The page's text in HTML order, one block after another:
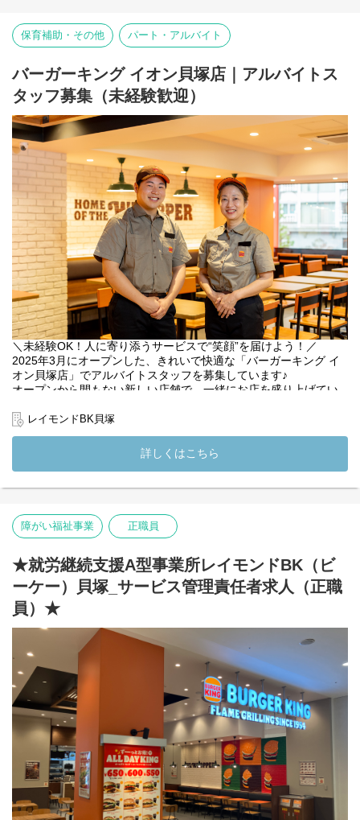
※変更の範囲：法人の定める業務
店舗での接客・調理業務を行いながら、利用者さまへの就労支援
を担当していただきます。
・接客・調理など店舗業務
・店舗スタッフ、サービス管理責任者との連携
・利用者さまの成長に合わせた支援や環境づくり
福祉経験を活かしたい方はもちろん、接客・飲食業で培ったコミ
ュニケーション力や育成経験も活かせる仕事です。障がい福祉未
経験の方も、サービス管理責任者をはじめとした先輩職員がしっ
かりサポートしますので、安心してスタートできます。
また、飲食業界では珍しい1店舗あたり正職員5名体制（既存店舗
実績）のため、一人に負担が偏りにくく、チームで協力しながら
支援・店舗運営に取り組める環境です。
見学も随時受け付けています。まずは職場の雰囲気をご覧いただ
き、私たちの「飲食×障がい福祉」という新しい挑戦をぜひ体感し
てください。
【職員の1週間のシフト例】
下記はシフト例です。
シフトの中で有給休暇5日以上取得可能です★
◎職員A
月：12～21時
火：12～21時
木：お休み
金：9～18時
土：9～18時
◎職員B
水：お休み
木：お休み
金：12～21時
土：12～21時
日：11～20時
（変更の範囲）法人の定める業務
保育補助・その他 パート・アルバイト
バーガーキング イオン貝塚店｜アルバイトス
タッフ募集（未経験歓迎）
＼未経験OK！人に寄り添うサービスで“笑顔”を届けよう！／
2025年3月にオープンした、きれいで快適な「バーガーキング イ
オン貝塚店」でアルバイトスタッフを募集しています♪
オープンから間もない新しい店舗で、一緒にお店を盛り上げてい
【業務内容】
バーガーキングでの接客、調理、清掃など、店舗運営全般をお任
ホールスタッフとしてお客様をお迎えする役割や、キッチンスタ
ッフとして商品の調理を行う役割など、適性に応じて配属しま
この店舗は、社会福祉法人檸檬会が運営する福祉施設でもありま
店舗には福祉のプロも在籍しており、飲食のお仕事を通して「人
を支える」「共に働く」といった福祉の考え方も学ぶことができ
ます。
「福祉に興味があるけれど、まずは身近なところから経験してみ
たい」
そんな方にもぴったりの職場です！
未経験の方でもしっかりサポートしますのでご安心ください◎
仲間と一緒に成長できる環境で、新しい一歩を踏み出しません
か？
※利用者様としてご応募ご希望の方へ※
就労継続支援A型の利用者様としてのご利用を希望される方は、通
常のアルバイト応募とはご案内が異なります。別途ご案内いたし
ますので、ご応募の際にその旨をお知らせください。
(変更の範囲）法人の定める業務
レイモンドBK貝塚
詳しくはこちら
障がい福祉事業 正職員
★就労継続支援A型事業所レイモンドBK（ビ
ーケー）貝塚_サービス管理責任者求人（正職
員）★